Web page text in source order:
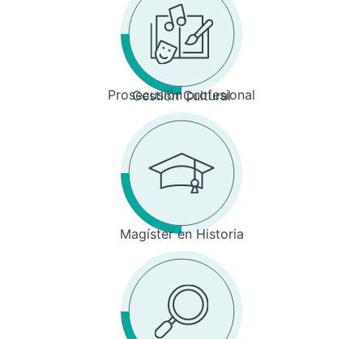
Prosecusión profesional
Gestión Cultural
Magíster en Historia